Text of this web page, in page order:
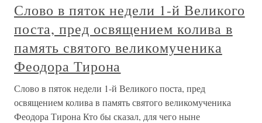
Слово в пяток недели 1-й Великого
поста, пред освящением колива в
память святого великомученика
Феодора Тирона
Слово в пяток недели 1-й Великого поста, пред
освящением колива в память святого великомученика
Феодора Тирона Кто бы сказал, для чего ныне